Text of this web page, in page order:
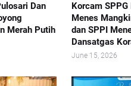
Dan
Merah Putih
Korcam
Menes
dan SPPI
Dansatgas
June 15, 2026